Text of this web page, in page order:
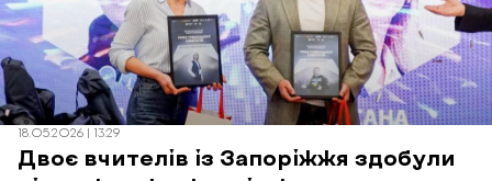
18.05.2026 | 13:29
Двоє вчителів із Запоріжжя здобули